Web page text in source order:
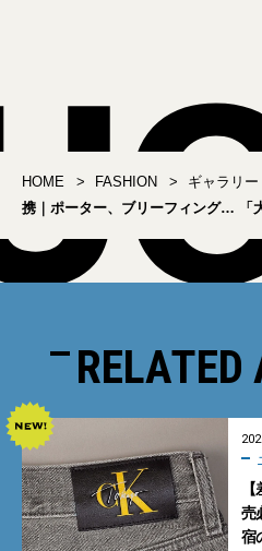
HOME FASHION ギャラリー
携｜ポーター、ブリーフィング… 「
RELATED
売
宿